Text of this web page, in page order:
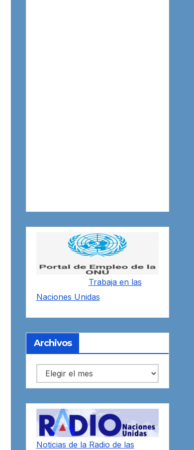
Trabaja en las
Naciones Unidas
Archivos
Archivos
Noticias de la Radio de las